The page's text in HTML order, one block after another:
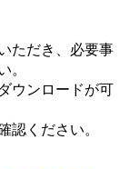
ただき、必要事
。
ウンロードが可
認ください。